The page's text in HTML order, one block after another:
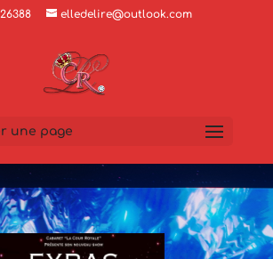
elledelire@outlook.com
une page